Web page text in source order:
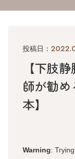
投稿日：
【下肢
師が勧
本】
Warning: